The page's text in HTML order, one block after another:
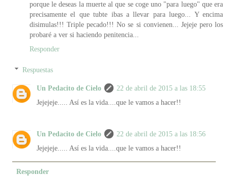
porque le deseas la muerte al que se coge uno "para luego" que era
precisamente el que tubte ibas a llevar para luego... Y encima
disimulas!!! Triple pecado!!! No se si convienen... Jejeje pero los
probaré a ver si haciendo penitencia...
Responder
Respuestas
Un Pedacito de Cielo
22 de abril de 2015 a las 18:55
Jejejeje..... Así es la vida....que le vamos a hacer!!
Un Pedacito de Cielo
22 de abril de 2015 a las 18:56
Jejejeje..... Así es la vida....que le vamos a hacer!!
Responder